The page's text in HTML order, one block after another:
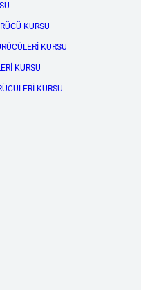
KURSU
KURSU
KURSU
KURSU